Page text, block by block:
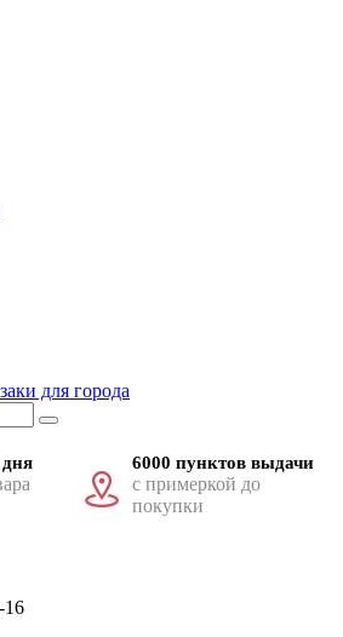
дня 6000 пунктов выдачи
с примеркой до
покупки
16